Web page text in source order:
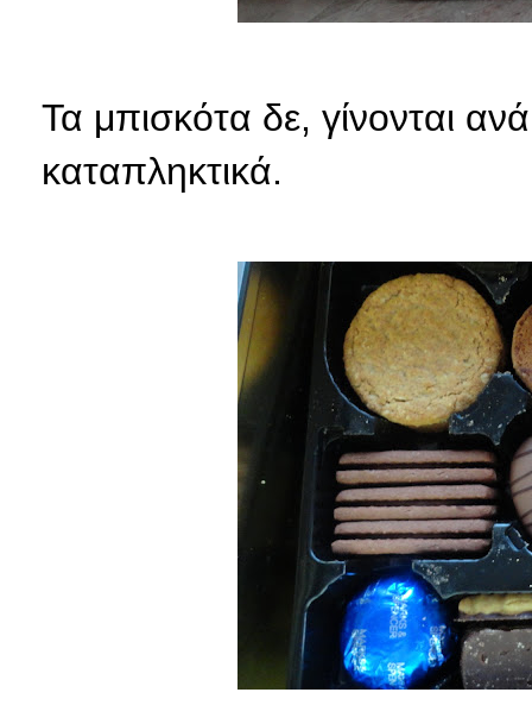
Τα μπισκότα δε, γίνονται
καταπληκτικά.